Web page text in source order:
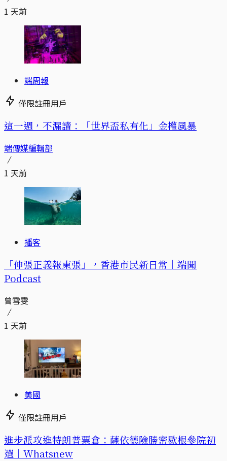
1 天前
端周報
僅限註冊用戶
這一週，不漏讀：「世界盃私有化」金權風暴
端傳媒編輯部
1 天前
播客
「伸張正義報東張」，香港市民新日常｜端聞
Podcast
曾雪雯
1 天前
美國
僅限註冊用戶
進步派攻進特朗普票倉：薩依德險勝密歇根參院初
選｜Whatsnew